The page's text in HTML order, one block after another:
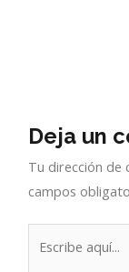
Deja un
Tu dirección de
campos